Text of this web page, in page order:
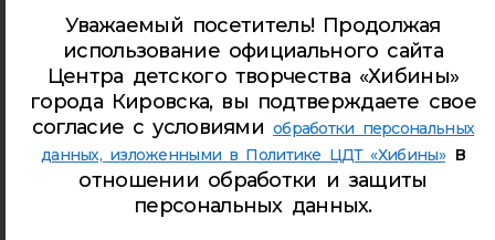
Петрович Анастасия Юрьевна
Педагог ДО
petrovich_anastasiya@cdt-khibiny.ru
Уважаемый посетитель! Продолжая
использование официального сайта
Центра детского творчества «Хибины»
города Кировска, вы подтверждаете свое
согласие с условиями обработки персональных
данных, изложенными в Политике ЦДТ «Хибины»в
отношении обработки и защиты
персональных данных.